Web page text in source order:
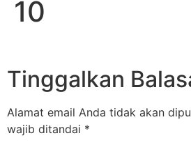
10
Tinggalkan
Alamat email Anda tidak akan
wajib ditandai *